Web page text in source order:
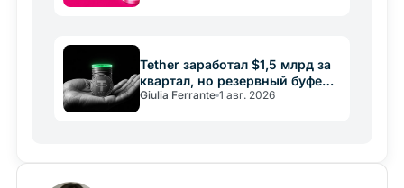
Tether заработал $1,5 млрд за
квартал, но резервный буфер
упал вдвое
Giulia Ferrante 1 авг. 2026